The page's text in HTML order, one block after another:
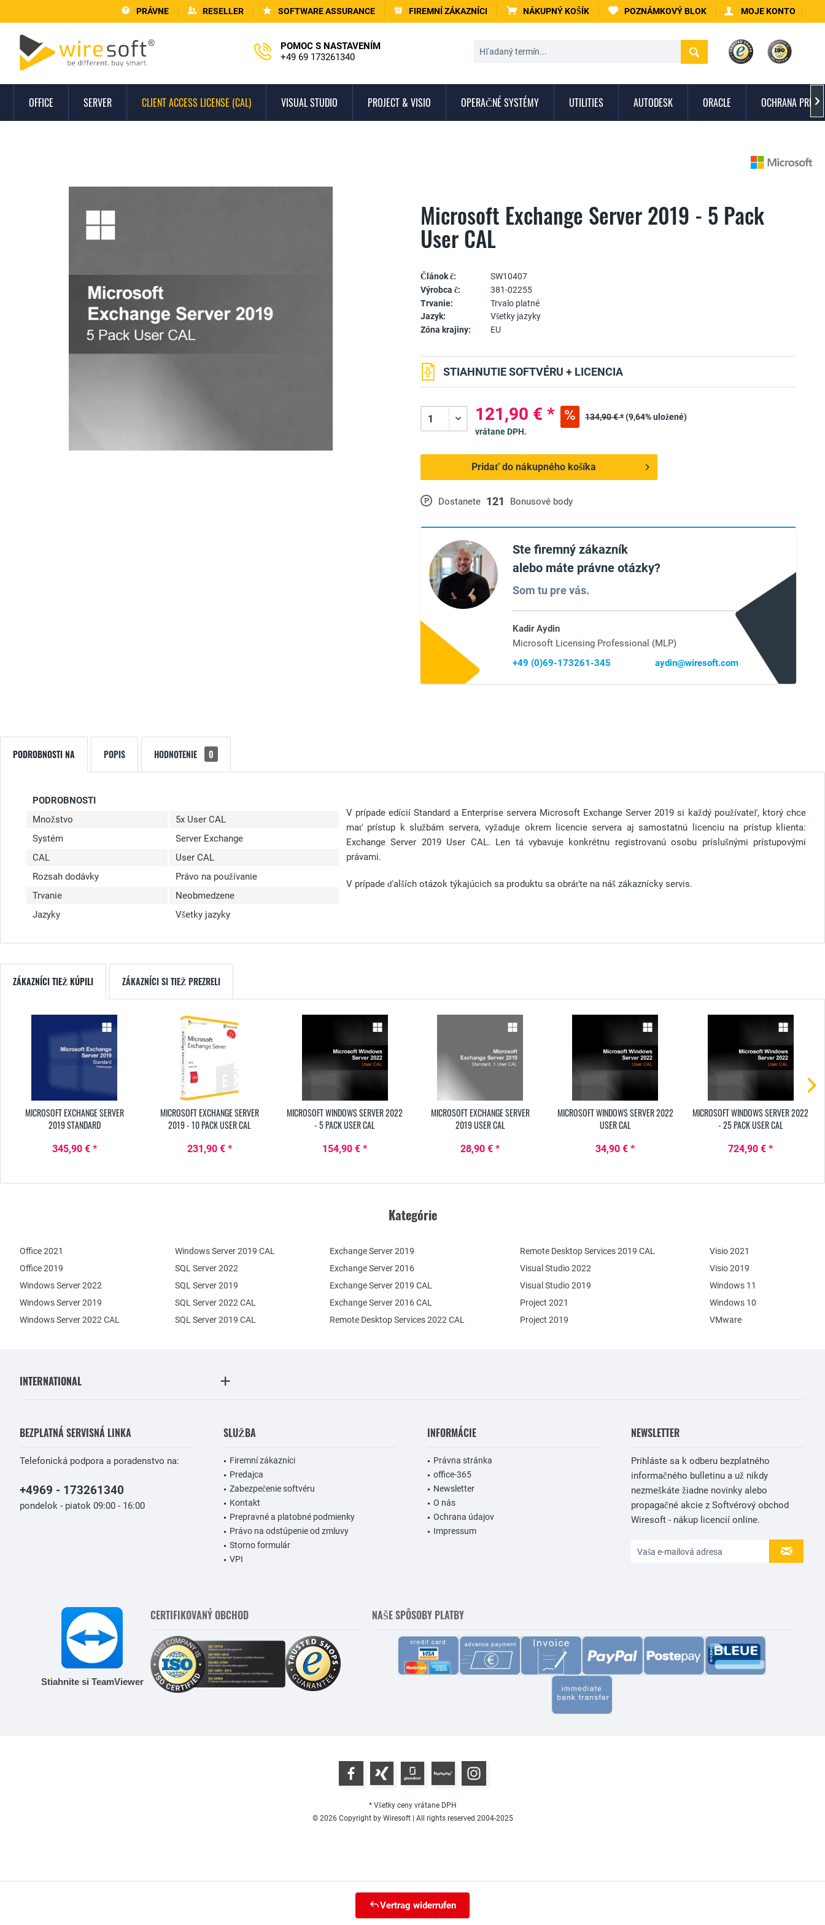
PRÁVNE RESELLER SOFTWARE ASSURANCE FIREMNÍ ZÁKAZNÍCI NÁKUPNÝ KOŠÍK POZNÁMKOVÝ BLOK MOJE KONTO
POMOC S NASTAVENÍM
+49 69 173261340
OFFICE SERVER CLIENT ACCESS LICENSE (CAL) VISUAL STUDIO PROJECT & VISIO OPERAČNÉ SYSTÉMY UTILITIES AUTODESK ORACLE OCHRANA PRED

Microsoft Exchange Server 2019 - 5 Pack
User CAL
Článok č:
SW10407
Výrobca č:
381-02255
Trvanie:
Trvalo platné
Jazyk:
Všetky jazyky
Zóna krajiny:
EU
P Dostanete 121 Bonusové body
STIAHNUTIE SOFTVÉRU + LICENCIA
121,90 € * 134,90 € *(9,64% uložené)
vrátane DPH.
Pridať do nákupného košíka
Ste firemný zákazník
alebo máte právne otázky?
Som tu pre vás.
Kadir Aydin
Microsoft Licensing Professional (MLP)
+49 (0)69-173261-345
aydin@wiresoft.com
PODROBNOSTI NA POPIS HODNOTENIE 0
PODROBNOSTI
Množstvo
5x User CAL
Systém
Server Exchange
CAL
User CAL
Rozsah dodávky
Právo na používanie
Trvanie
Neobmedzene
Jazyky
Všetky jazyky
V prípade edícií Standard a Enterprise servera Microsoft Exchange Server 2019 si každý používateľ, ktorý chce
mať prístup k službám servera, vyžaduje okrem licencie servera aj samostatnú licenciu na prístup klienta:
Exchange Server 2019 User CAL. Len tá vybavuje konkrétnu registrovanú osobu príslušnými prístupovými
právami.
V prípade ďalších otázok týkajúcich sa produktu sa obráťte na náš zákaznícky servis.
ZÁKAZNÍCI TIEŽ KÚPILI ZÁKAZNÍCI SI TIEŽ PREZRELI
MICROSOFT EXCHANGE SERVER
2019 STANDARD
345,90 € *
MICROSOFT EXCHANGE SERVER
2019 - 10 PACK USER CAL
231,90 € *
MICROSOFT WINDOWS SERVER 2022
- 5 PACK USER CAL
154,90 € *
MICROSOFT EXCHANGE SERVER
2019 USER CAL
28,90 € *
MICROSOFT WINDOWS SERVER 2022
USER CAL
34,90 € *
MICROSOFT WINDOWS SERVER 2022
- 25 PACK USER CAL
724,90 € *
Kategórie
Office 2021
Office 2019
Windows Server 2022
Windows Server 2019
Exchange Server 2019
Exchange Server 2016
SQL Server 2022
SQL Server 2019
Windows Server 2022 CAL
Windows Server 2019 CAL
SQL Server 2022 CAL
SQL Server 2019 CAL
Remote Desktop Services 2022 CAL
Remote Desktop Services 2019 CAL
Exchange Server 2019 CAL
Exchange Server 2016 CAL
Visual Studio 2022
Visual Studio 2019
Project 2021
Project 2019
Visio 2021
Visio 2019
Windows 11
Windows 10
VMware
INTERNATIONAL
BEZPLATNÁ SERVISNÁ LINKA
Telefonická podpora a poradenstvo na:
+4969 - 173261340
pondelok - piatok 09:00 - 16:00
SLUŽBA
Firemní zákazníci
Predajca
Zabezpečenie softvéru
Kontakt
Prepravné a platobné podmienky
Právo na odstúpenie od zmluvy
Storno formulár
VPI
INFORMÁCIE
Právna stránka
office-365
Newsletter
O nás
Ochrana údajov
Impressum
NEWSLETTER
Prihláste sa k odberu bezplatného
informačného bulletinu a už nikdy
nezmeškáte žiadne novinky alebo
propagačné akcie z Softvérový obchod
Wiresoft - nákup licencií online.
Stiahnite si TeamViewer
CERTIFIKOVANÝ OBCHOD NAŠE SPÔSOBY PLATBY
* Všetky ceny vrátane DPH
© 2026 Copyright by Wiresoft | All rights reserved 2004-2025
Vertrag widerrufen